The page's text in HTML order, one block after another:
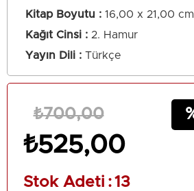
Kitap Boyutu
16,00 x 21,00 cm
Kağıt Cinsi
2. Hamur
Yayın Dili
Türkçe
₺700,00
₺525,00
Stok Adeti :13